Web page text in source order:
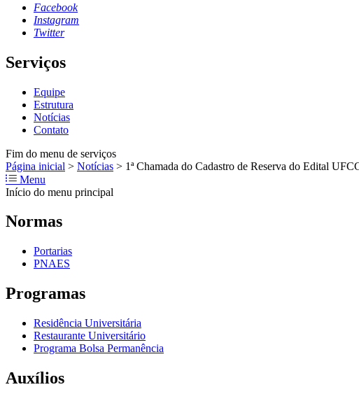
Facebook
Instagram
Twitter
Serviços
Equipe
Estrutura
Notícias
Contato
Fim do menu de serviços
Página inicial > Notícias > 1ª Chamada do Cadastro de Reserva do Edital
Menu
Início do menu principal
Normas
Portarias
PNAES
Programas
Residência Universitária
Restaurante Universitário
Programa Bolsa Permanência
Auxílios